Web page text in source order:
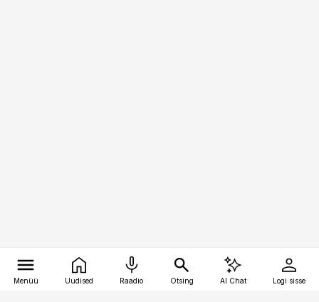
Menüü Uudised Raadio Otsing AI Chat Logi sisse